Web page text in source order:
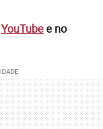
YouTubee no